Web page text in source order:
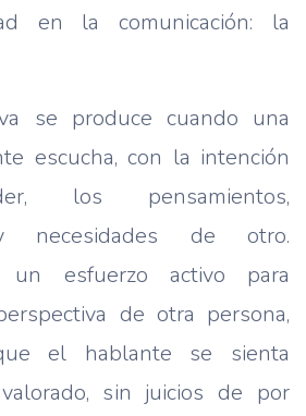
en la comunicación: la
se produce cuando una
escucha, con la intención
los pensamientos,
necesidades de otro.
un esfuerzo activo para
de otra persona,
el hablante se sienta
sin juicios de por